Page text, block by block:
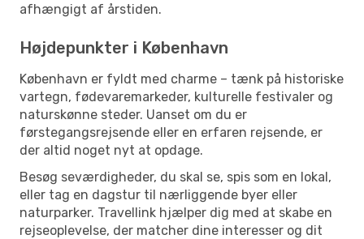
afhængigt af årstiden.
Højdepunkter i København
København er fyldt med charme – tænk på historiske
vartegn, fødevaremarkeder, kulturelle festivaler og
naturskønne steder. Uanset om du er
førstegangsrejsende eller en erfaren rejsende, er
der altid noget nyt at opdage.
Besøg seværdigheder, du skal se, spis som en lokal,
eller tag en dagstur til nærliggende byer eller
naturparker. Travellink hjælper dig med at skabe en
rejseoplevelse, der matcher dine interesser og dit